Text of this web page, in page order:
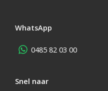
WhatsApp
0485 82 03 00
Snel naar